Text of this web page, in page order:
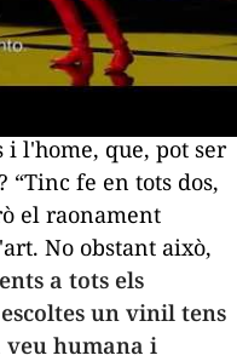
My Old
l'home, que, pot ser
“Tinc fe en tots dos,
el raonament
No obstant això,
a tots els
un vinil tens
veu humana i